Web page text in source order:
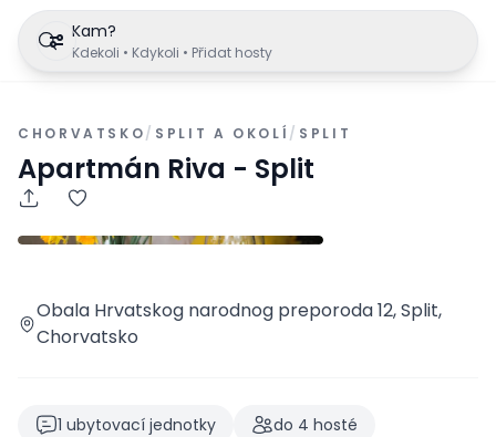
Kam?
Kdekoli • Kdykoli • Přidat hosty
CHORVATSKO/ SPLIT A OKOLÍ / SPLIT
Apartmán Riva - Split
Obala Hrvatskog narodnog preporoda 12, Split,
Chorvatsko
1 ubytovací jednotky do 4 hosté